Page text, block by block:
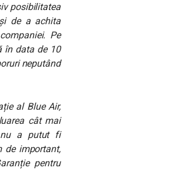
posibilitatea
de a achita
Pe
în data de 10
neputând
al Blue Air,
cât mai
nu a putut fi
de important,
pentru